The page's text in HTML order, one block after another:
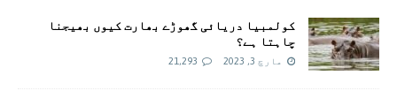
کولمبیا دریائی گھوڑے بھارت کیوں بھیجنا
چاہتا ہے؟
مارچ 3, 2023 21,293